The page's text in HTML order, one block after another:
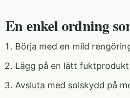
En enkel ordning
Börja med en mild
Lägg på en lätt
Avsluta med solskydd på